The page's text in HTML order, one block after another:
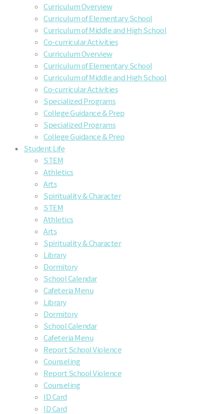
Curriculum Overview
Curriculum of Elementary School
Curriculum of Middle and High School
Co-curricular Activities
Curriculum Overview
Curriculum of Elementary School
Curriculum of Middle and High School
Co-curricular Activities
Specialized Programs
College Guidance & Prep
Specialized Programs
College Guidance & Prep
Student Life
STEM
Athletics
Arts
Spirituality & Character
STEM
Athletics
Arts
Spirituality & Character
Library
Dormitory
School Calendar
Cafeteria Menu
Library
Dormitory
School Calendar
Cafeteria Menu
Report School Violence
Counseling
Report School Violence
Counseling
ID Card
ID Card